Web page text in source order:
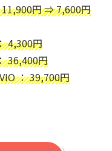
11,900円 ⇒ 7,600円
4,300円
36,400円
： 39,700円